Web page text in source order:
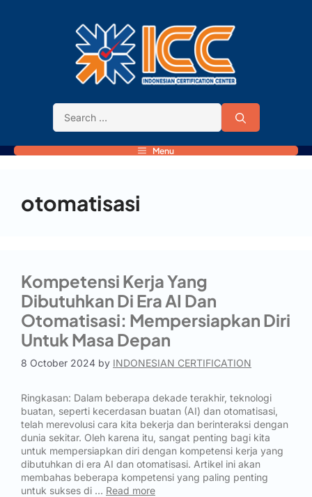
Menu
otomatisasi
Kompetensi Kerja Yang
Dibutuhkan Di Era AI Dan
Otomatisasi: Mempersiapkan Diri
Untuk Masa Depan
8 October 2024 by INDONESIAN CERTIFICATION
Ringkasan: Dalam beberapa dekade terakhir, teknologi
buatan, seperti kecerdasan buatan (AI) dan otomatisasi,
telah merevolusi cara kita bekerja dan berinteraksi dengan
dunia sekitar. Oleh karena itu, sangat penting bagi kita
untuk mempersiapkan diri dengan kompetensi kerja yang
dibutuhkan di era AI dan otomatisasi. Artikel ini akan
membahas beberapa kompetensi yang paling penting
untuk sukses di … Read more